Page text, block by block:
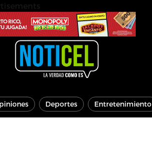
Deportes Entretenimiento